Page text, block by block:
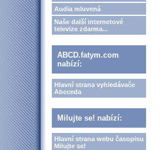
Audia mluvená
Naše další internetové
televize zdarma...
ABCD.fatym.com
nabízí:
Hlavní strana vyhledávače
Abeceda
Milujte se! nabízí:
Hlavní strana webu časopisu
Milujte se!